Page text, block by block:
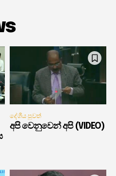
දේශීය පුවත්
අපි වෙනුවෙන් අපි (VIDEO)